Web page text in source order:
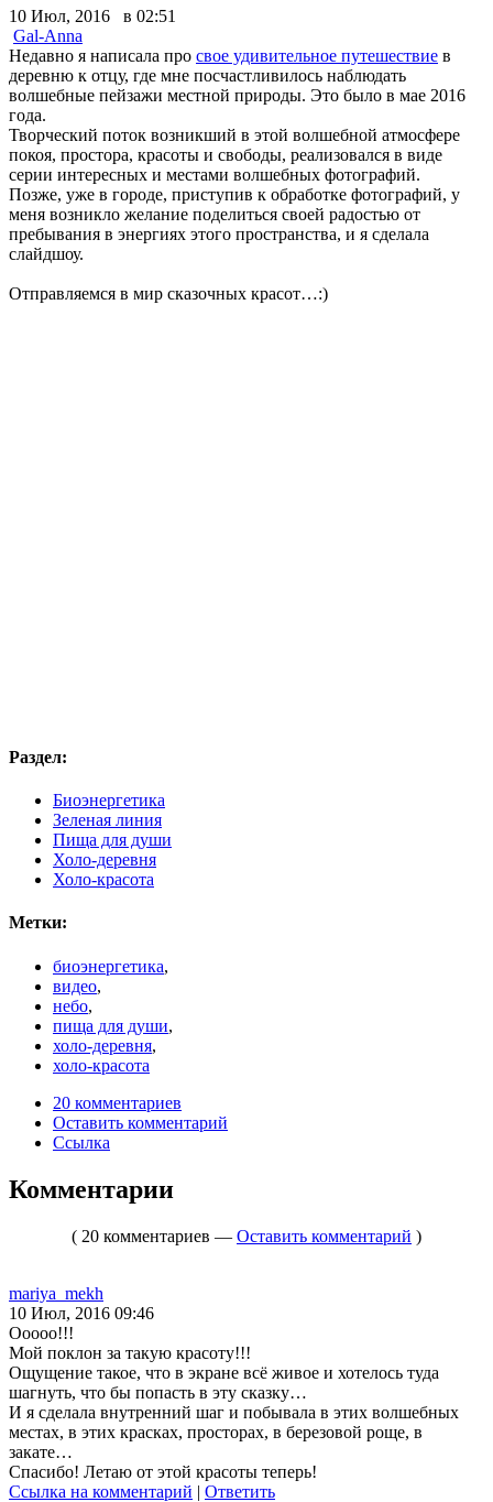
10 Июл, 2016 в 02:51
Gal-Anna
Недавно я написала про свое удивительное путешествие в
деревню к отцу, где мне посчастливилось наблюдать
волшебные пейзажи местной природы. Это было в мае 2016
года.
Творческий поток возникший в этой волшебной атмосфере
покоя, простора, красоты и свободы, реализовался в виде
серии интересных и местами волшебных фотографий.
Позже, уже в городе, приступив к обработке фотографий, у
меня возникло желание поделиться своей радостью от
пребывания в энергиях этого пространства, и я сделала
слайдшоу.
Отправляемся в мир сказочных красот…:)
Раздел:
Биоэнергетика
Зеленая линия
Пища для души
Холо-деревня
Холо-красота
Метки:
биоэнергетика,
видео,
небо,
пища для души,
холо-деревня,
холо-красота
20 комментариев
Оставить комментарий
Ссылка
Комментарии
( 20 комментариев — Оставить комментарий )
mariya_mekh
10 Июл, 2016 09:46
Ооооо!!!
Мой поклон за такую красоту!!!
Ощущение такое, что в экране всё живое и хотелось туда
шагнуть, что бы попасть в эту сказку…
И я сделала внутренний шаг и побывала в этих волшебных
местах, в этих красках, просторах, в березовой роще, в
закате…
Спасибо! Летаю от этой красоты теперь!
Ссылка на комментарий | Ответить